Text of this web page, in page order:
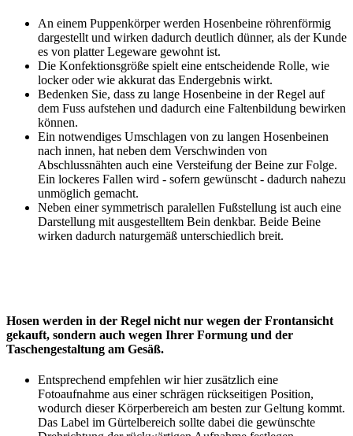
An einem Puppenkörper werden Hosenbeine röhrenförmig
dargestellt und wirken dadurch deutlich dünner, als der Kunde
es von platter Legeware gewohnt ist.
Die Konfektionsgröße spielt eine entscheidende Rolle, wie
locker oder wie akkurat das Endergebnis wirkt.
Bedenken Sie, dass zu lange Hosenbeine in der Regel auf
dem Fuss aufstehen und dadurch eine Faltenbildung bewirken
können.
Ein notwendiges Umschlagen von zu langen Hosenbeinen
nach innen, hat neben dem Verschwinden von
Abschlussnähten auch eine Versteifung der Beine zur Folge.
Ein lockeres Fallen wird - sofern gewünscht - dadurch nahezu
unmöglich gemacht.
Neben einer symmetrisch paralellen Fußstellung ist auch eine
Darstellung mit ausgestelltem Bein denkbar. Beide Beine
wirken dadurch naturgemäß unterschiedlich breit.
Hosen werden in der Regel nicht nur wegen der Frontansicht
gekauft, sondern auch wegen Ihrer Formung und der
Taschengestaltung am Gesäß.
Entsprechend empfehlen wir hier zusätzlich eine
Fotoaufnahme aus einer schrägen rückseitigen Position,
wodurch dieser Körperbereich am besten zur Geltung kommt.
Das Label im Gürtelbereich sollte dabei die gewünschte